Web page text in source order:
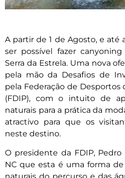
A partir de 1 de Agosto, e até
ser possível fazer
Serra da Estrela. Uma nova
pela mão da Desafios de
pela Federação de Desportos
(FDIP), com o intuito de
naturais para a prática da
atractivo para que os
neste destino.
O presidente da FDIP,
NC que esta é uma forma de
naturais do percurso e das